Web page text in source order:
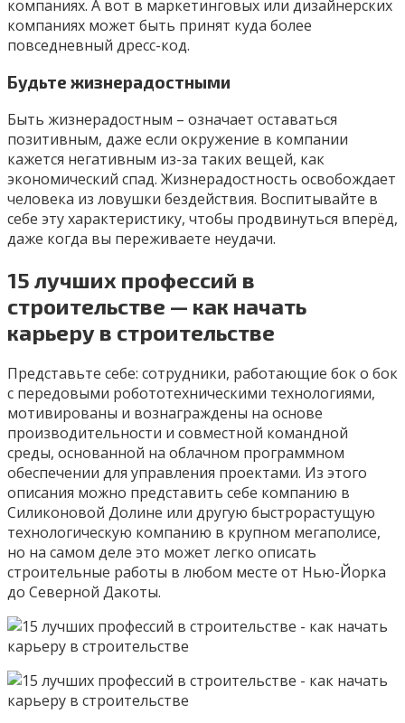
компаниях. А вот в маркетинговых или дизайнерских
компаниях может быть принят куда более
повседневный дресс-код.
Будьте жизнерадостными
Быть жизнерадостным – означает оставаться
позитивным, даже если окружение в компании
кажется негативным из-за таких вещей, как
экономический спад. Жизнерадостность освобождает
человека из ловушки бездействия. Воспитывайте в
себе эту характеристику, чтобы продвинуться вперёд,
даже когда вы переживаете неудачи.
15 лучших профессий в
строительстве — как начать
карьеру в строительстве
Представьте себе: сотрудники, работающие бок о бок
с передовыми робототехническими технологиями,
мотивированы и вознаграждены на основе
производительности и совместной командной
среды, основанной на облачном программном
обеспечении для управления проектами. Из этого
описания можно представить себе компанию в
Силиконовой Долине или другую быстрорастущую
технологическую компанию в крупном мегаполисе,
но на самом деле это может легко описать
строительные работы в любом месте от Нью-Йорка
до Северной Дакоты.